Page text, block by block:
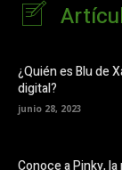
¿Quién es Blu de
digital?
junio 28, 2023
Conoce a Pinky,